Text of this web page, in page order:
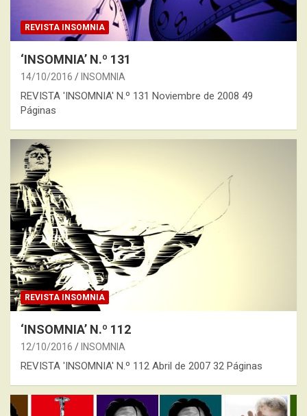
REVISTA INSOMNIA
‘INSOMNIA’ N.º 131
14/10/2016 INSOMNIA
REVISTA 'INSOMNIA' N.º 131 Noviembre de 2008 49
Páginas
REVISTA INSOMNIA
‘INSOMNIA’ N.º 112
12/10/2016 INSOMNIA
REVISTA 'INSOMNIA' N.º 112 Abril de 2007 32 Páginas